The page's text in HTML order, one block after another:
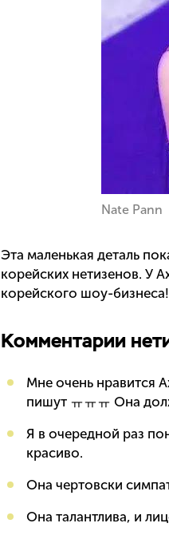
Nate Pann
Эта маленькая деталь
корейских нетизенов. У
корейского шоу-бизнеса!
Комментарии
Мне очень нравится
пишут ㅠㅠㅠ Она
Я в очередной раз
красиво.
Она чертовски
Она талантлива, и